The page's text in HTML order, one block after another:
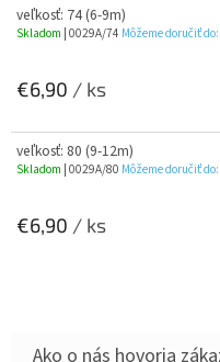
veľkosť: 74 (6-9m)
Skladom | 0029A/74 Môžeme doručiť do:
€6,90 / ks
veľkosť: 80 (9-12m)
Skladom | 0029A/80 Môžeme doručiť do:
€6,90 / ks